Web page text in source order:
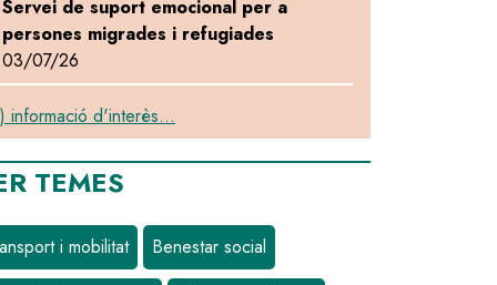
Servei de suport emocional per a
persones migrades i refugiades
03/07/26
informació d'interès...
TEMES
i mobilitat Benestar social